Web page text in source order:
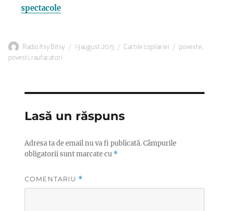
spectacole
Autor
Radio Itsy Bitsy
Publicat
13 august 2015 Categorii
Cartile copilariei Etichete
poveste,
povesti, raufacatori
Lasă un răspuns
Adresa ta de email nu va fi publicată.Câmpurile
obligatorii sunt marcate cu *
COMENTARIU *